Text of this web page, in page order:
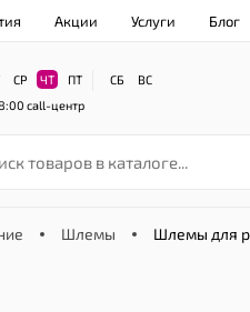
Акции Услуги Блог
СР ЧТ ПТ СБ
ВС
call-центр
Шлемы Шлемы для